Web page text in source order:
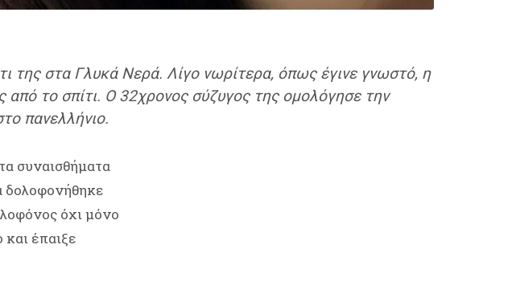
της στα Γλυκά Νερά. Λίγο νωρίτερα, όπως έγινε γνωστό, η
το σπίτι. Ο 32χρονος σύζυγος της ομολόγησε την
πανελλήνιο.
συναισθήματα
δολοφονήθηκε
όχι μόνο
έπαιξε